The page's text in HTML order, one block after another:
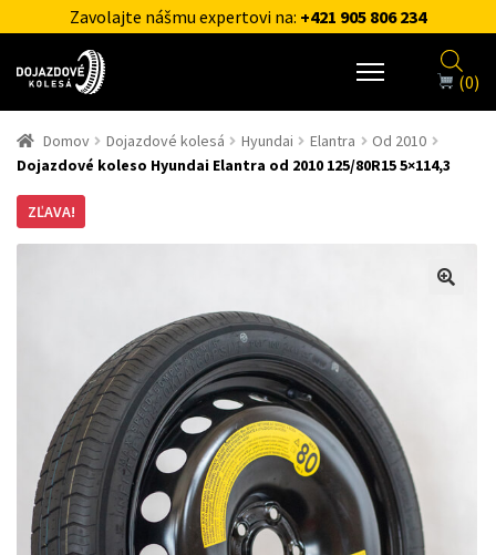
Zavolajte nášmu expertovi na: +421 905 806 234
(0)
Domov Dojazdové kolesá Hyundai Elantra
Od 2010
Dojazdové koleso Hyundai Elantra od 2010 125/80R15 5×114,3
ZĽAVA!